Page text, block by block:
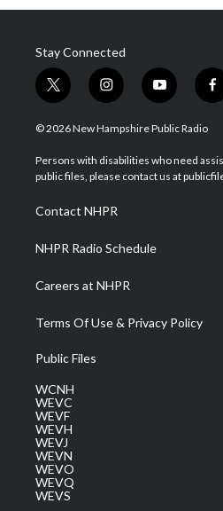
Stay Connected
t
w
i
t
e
i
n
s
a
g
a
m
y
o
u
u
b
f
a
b
o
© 2026 New Hampshire Public Radio
Persons with disabilities who need
public files, please contact us at
Contact NHPR
NHPR Radio Schedule
Careers at NHPR
Terms Of Use & Privacy Policy
Public Files
WCNH
WEVC
WEVF
WEVH
WEVJ
WEVN
WEVO
WEVQ
WEVS